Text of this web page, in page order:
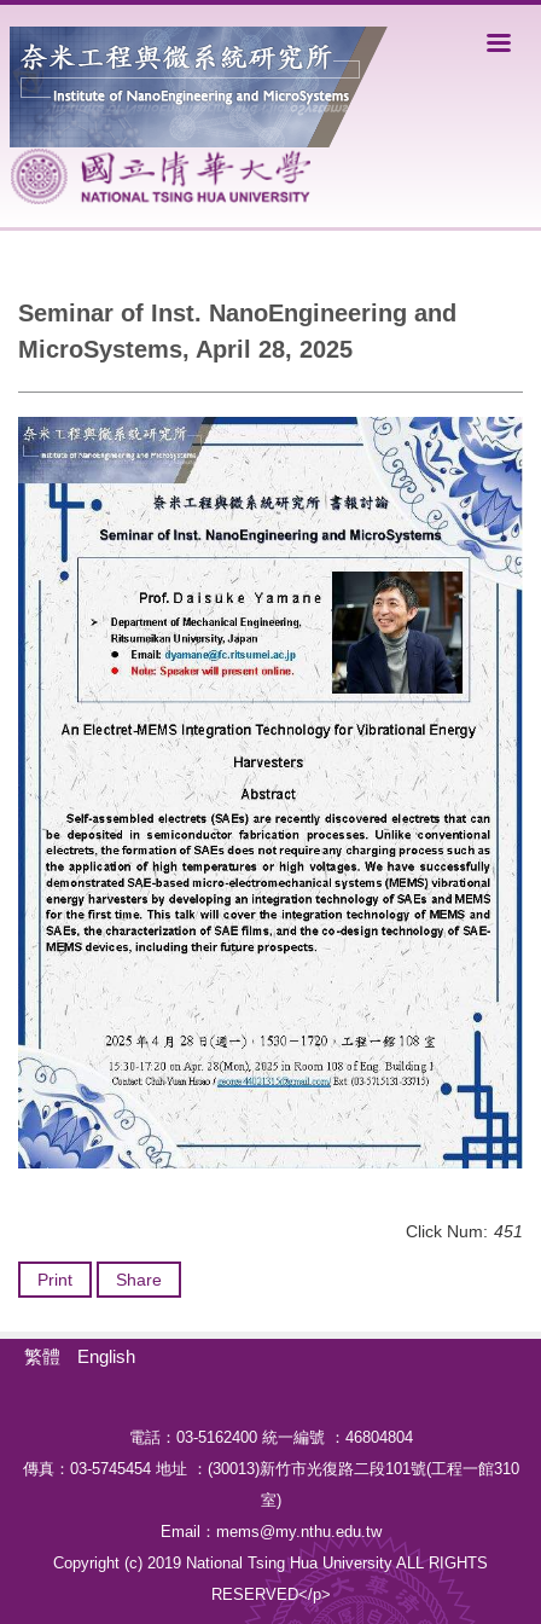
the
main
content
block
Seminar of Inst. NanoEngineering and
MicroSystems, April 28, 2025
Click Num: 451
Print Share
繁體 English
電話：03-5162400 統一編號 ：46804804
傳真：03-5745454 地址 ：(30013)新竹市光復路二段101號(工程一館310
室)
Email：mems@my.nthu.edu.tw
Copyright (c) 2019 National Tsing Hua University ALL RIGHTS
RESERVED</p>